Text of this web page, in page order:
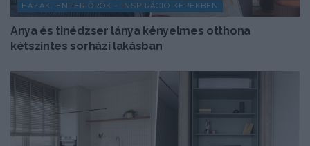
HÁZAK, ENTERIŐRÖK - INSPIRÁCIÓ KÉPEKBEN
Anya és tinédzser lánya kényelmes otthona
kétszintes sorházi lakásban